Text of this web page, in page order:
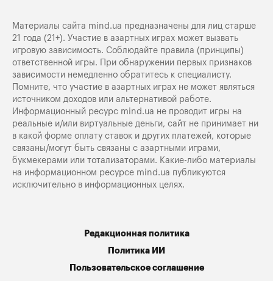
Материалы сайта mind.ua предназначены для лиц старше
21 года (21+). Участие в азартных играх может вызвать
игровую зависимость. Соблюдайте правила (принципы)
ответственной игры. При обнаружении первых признаков
зависимости немедленно обратитесь к специалисту.
Помните, что участие в азартных играх не может являться
источником доходов или альтернативой работе.
Информационный ресурс mind.ua не проводит игры на
реальные и/или виртуальные деньги, сайт не принимает ни
в какой форме оплату ставок и других платежей, которые
связаны/могут быть связаны с азартными играми,
букмекерами или тотализаторами. Какие-либо материалы
на информационном ресурсе mind.ua публикуются
исключительно в информационных целях.
Редакционная политика
Политика ИИ
Пользовательское соглашение